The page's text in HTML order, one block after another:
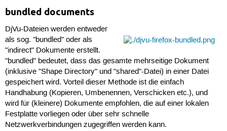
bundled documents
DjVu-Dateien werden entweder
als sog. "bundled" oder als
"indirect" Dokumente erstellt.
"bundled" bedeutet, dass das gesamte mehrseitige Dokument
(inklusive "Shape Directory" und "shared"-Datei) in einer Datei
gespeichert wird. Vorteil dieser Methode ist die einfach
Handhabung (Kopieren, Umbenennen, Verschicken etc.), und
wird für (kleinere) Dokumente empfohlen, die auf einer lokalen
Festplatte vorliegen oder über sehr schnelle
Netzwerkverbindungen zugegriffen werden kann.